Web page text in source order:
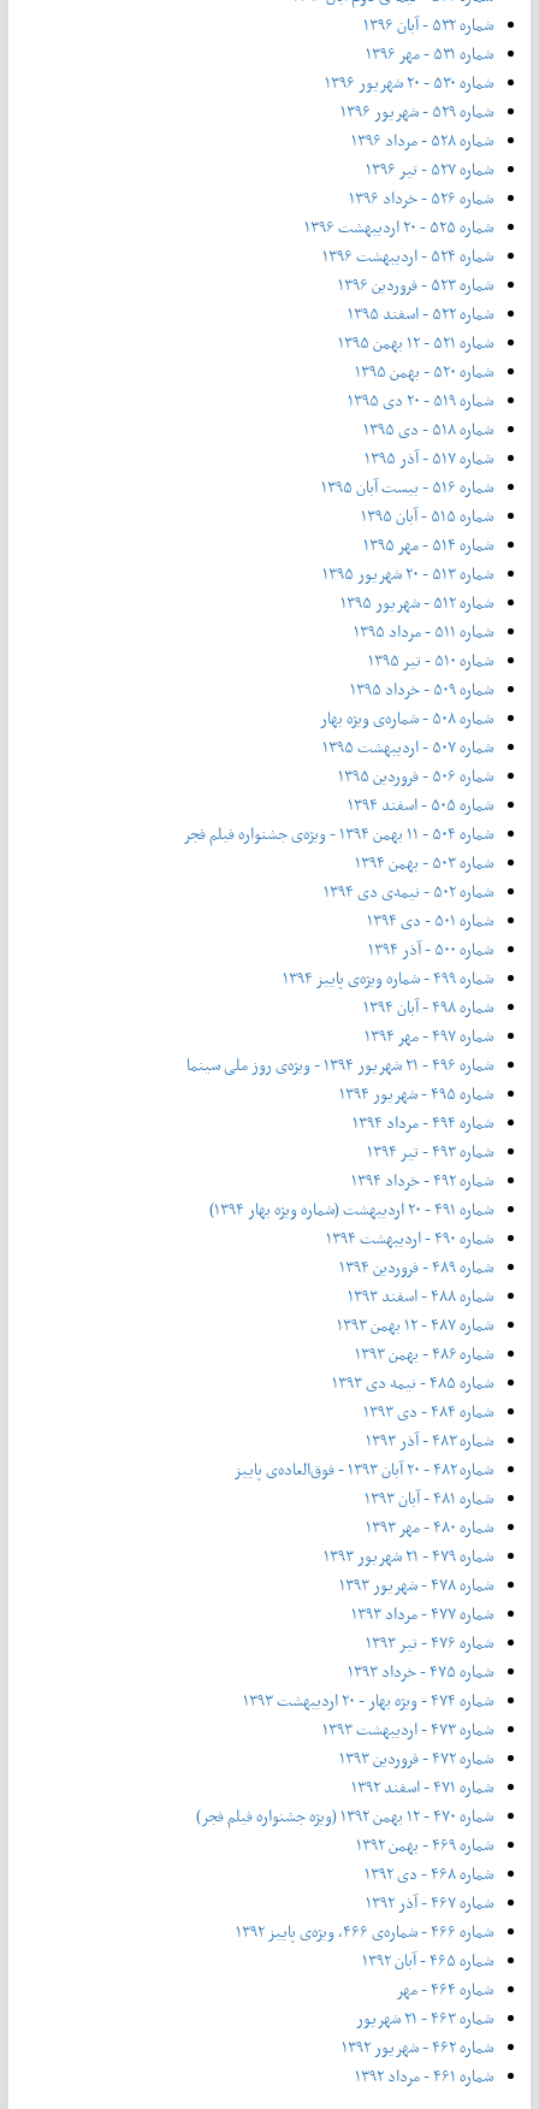
شماره ۵۳۲ - آبان ۱۳۹۶
شماره ۵۳۱ - مهر ۱۳۹۶
شماره ۵۳۰ - ۲۰ شهریور ۱۳۹۶
شماره ۵۲۹ - شهریور ۱۳۹۶
شماره ۵۲۸ - مرداد ۱۳۹۶
شماره ۵۲۷ - تیر ۱۳۹۶
شماره ۵۲۶ - خرداد ۱۳۹۶
شماره ۵۲۵ - ۲۰ اردیبهشت ۱۳۹۶
شماره ۵۲۴ - اردیبهشت ۱۳۹۶
شماره ۵۲۳ - فروردین ۱۳۹۶
شماره ۵۲۲ - اسفند ۱۳۹۵
شماره ۵۲۱ - ۱۲ بهمن ۱۳۹۵
شماره ۵۲۰ - بهمن ۱۳۹۵
شماره ۵۱۹ - ۲۰ دی ۱۳۹۵
شماره ۵۱۸ - دی ۱۳۹۵
شماره ۵۱۷ - آذر ۱۳۹۵
شماره ۵۱۶ - بیست آبان ۱۳۹۵
شماره ۵۱۵ - آبان ۱۳۹۵
شماره ۵۱۴ - مهر ۱۳۹۵
شماره ۵۱۳ - ۲۰ شهریور ۱۳۹۵
شماره ۵۱۲ - شهریور ۱۳۹۵
شماره ۵۱۱ - مرداد ۱۳۹۵
شماره ۵۱۰ - تیر ۱۳۹۵
شماره ۵۰۹ - خرداد ۱۳۹۵
شماره ۵۰۸ - شماره‌ی ویژه بهار
شماره ۵۰۷ - اردیبهشت ۱۳۹۵
شماره ۵۰۶ - فروردین ۱۳۹۵
شماره ۵۰۵ - اسفند ۱۳۹۴
شماره ۵۰۴ - ۱۱ بهمن ۱۳۹۴ - ویژه‌ی جشنواره فیلم فجر
شماره ۵۰۳ - بهمن ۱۳۹۴
شماره ۵۰۲ - نیمه‌ی دی ۱۳۹۴
شماره ۵۰۱ - دی ۱۳۹۴
شماره ۵۰۰ - آذر ۱۳۹۴
شماره ۴۹۹ - شماره ویژه‌ی پاییز ۱۳۹۴
شماره ۴۹۸ - آبان ۱۳۹۴
شماره ۴۹۷ - مهر ۱۳۹۴
شماره ۴۹۶ - ۲۱ شهریور ۱۳۹۴ - ویژه‌ی روز ملی سینما
شماره ۴۹۵ - شهریور ۱۳۹۴
شماره ۴۹۴ - مرداد ۱۳۹۴
شماره ۴۹۳ - تیر ۱۳۹۴
شماره ۴۹۲ - خرداد ۱۳۹۴
شماره ۴۹۱ - ۲۰ اردیبهشت (شماره ویژه بهار ۱۳۹۴)
شماره ۴۹۰ - اردیبهشت ۱۳۹۴
شماره ۴۸۹ - فروردین ۱۳۹۴
شماره ۴۸۸ - اسفند ۱۳۹۳
شماره ۴۸۷ - ۱۲ بهمن ۱۳۹۳
شماره ۴۸۶ - بهمن ۱۳۹۳
شماره ۴۸۵ - نیمه دی ۱۳۹۳
شماره ۴۸۴ - دی ۱۳۹۳
شماره ۴۸۳ - آذر ۱۳۹۳
شماره ۴۸۲ - ۲۰ آبان ۱۳۹۳ - فوق‌العاده‌ی پاییز
شماره ۴۸۱ - آبان ۱۳۹۳
شماره ۴۸۰ - مهر ۱۳۹۳
شماره ۴۷۹ - ۲۱ شهریور ۱۳۹۳
شماره ۴۷۸ - شهریور ۱۳۹۳
شماره ۴۷۷ - مرداد ۱۳۹۳
شماره ۴۷۶ - تیر ۱۳۹۳
شماره ۴۷۵ - خرداد ۱۳۹۳
شماره ۴۷۴ - ویژه بهار - ۲۰ اردیبهشت ۱۳۹۳
شماره ۴۷۳ - اردیبهشت ۱۳۹۳
شماره ۴۷۲ - فروردین ۱۳۹۳
شماره ۴۷۱ - اسفند ۱۳۹۲
شماره ۴۷۰ - ۱۲ بهمن ۱۳۹۲ (ویژه جشنواره فیلم فجر)
شماره ۴۶۹ - بهمن ۱۳۹۲
شماره ۴۶۸ - دی ۱۳۹۲
شماره ۴۶۷ - آذر ۱۳۹۲
شماره ۴۶۶ - شماره‌ی ۴۶۶، ویژه‌ی پاییز ۱۳۹۲
شماره ۴۶۵ - آبان ۱۳۹۲
شماره ۴۶۴ - مهر
شماره ۴۶۳ - ۲۱ شهریور
شماره ۴۶۲ - شهریور ۱۳۹۲
شماره ۴۶۱ - مرداد ۱۳۹۲